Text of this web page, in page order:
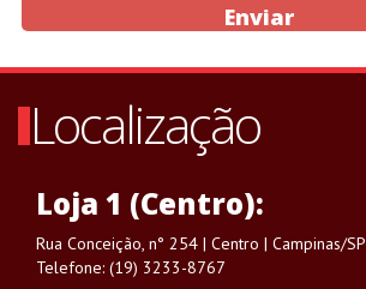
Enviar
Localização
Loja 1 (Centro):
Rua Conceição, n° 254 | Centro | Campinas/SP
Telefone: (19) 3233-8767